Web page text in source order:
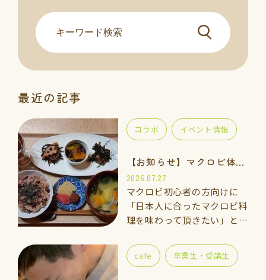
最近の記事
【お知らせ】マクロビ体験会のご案内
2026.07.27
マクロビ初心者の方向けに
「日本人に合ったマクロビ料
理を味わって頂きたい」と思
た。 一緒に手を動かしなが
ら「玄米ご飯、ごま塩、重ね
コラボ イベント情報
cafe 卒業生・受講生